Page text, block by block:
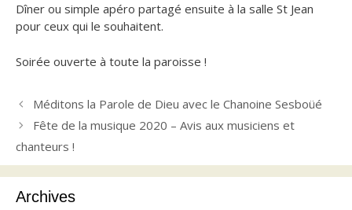
Dîner ou simple apéro partagé ensuite à la salle St Jean
pour ceux qui le souhaitent.
Soirée ouverte à toute la paroisse !
Méditons la Parole de Dieu avec le Chanoine Sesboüé
Fête de la musique 2020 – Avis aux musiciens et
chanteurs !
Archives